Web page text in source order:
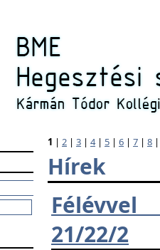
1 | 2 | 3 | 4| 5 | 6 | 7 | 8
Hírek
21/22/2